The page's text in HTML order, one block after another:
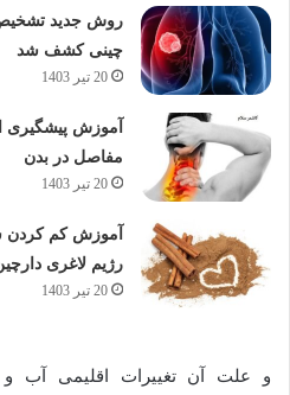
روش جدید
چینی کشف شد
20 تیر 1403
آموزش پیشگیری
مفاصل در بدن
20 تیر 1403
رژیم لاغری
20 تیر 1403
و علت آن تغییرات اقلیمی آب